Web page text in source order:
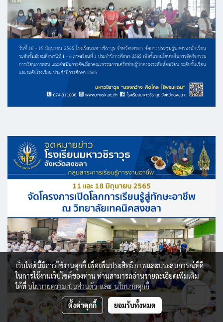
เว็บไซต์นี้มีการใช้งานคุกกี้ เพื่อเพิ่มประสิทธิภาพและประสบการณ์ที่ดี
ในการใช้งานเว็บไซต์ของท่าน ท่านสามารถอ่านรายละเอียดเพิ่มเติม
ได้ที่นโยบายความเป็นส่วนตัวและ นโยบายคุกกี้
ตั้งค่าคุกกี้ ยอมรับทั้งหมด